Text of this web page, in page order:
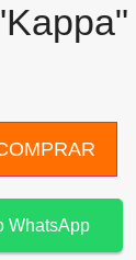
WhatsApp